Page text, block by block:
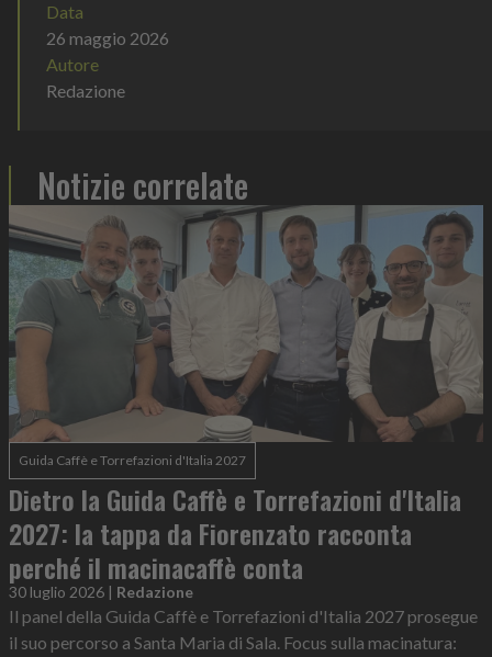
Data
26 maggio 2026
Autore
Redazione
Notizie correlate
Guida Caffè e Torrefazioni d'Italia 2027
Dietro la Guida Caffè e Torrefazioni d'Italia
2027: la tappa da Fiorenzato racconta
perché il macinacaffè conta
30 luglio 2026 | Redazione
Il panel della Guida Caffè e Torrefazioni d'Italia 2027 prosegue
il suo percorso a Santa Maria di Sala. Focus sulla macinatura: